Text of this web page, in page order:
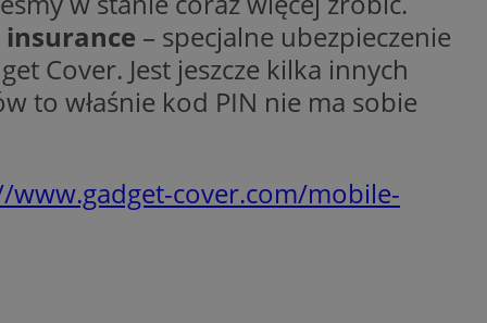
insurance – specjalne ubezpieczenie
Cover. Jest jeszcze kilka innych
to właśnie kod PIN nie ma sobie
www.gadget-cover.com/mobile-
sesji.
sesji.
sesji.
Cookie-
o zgodzie
dotyczących